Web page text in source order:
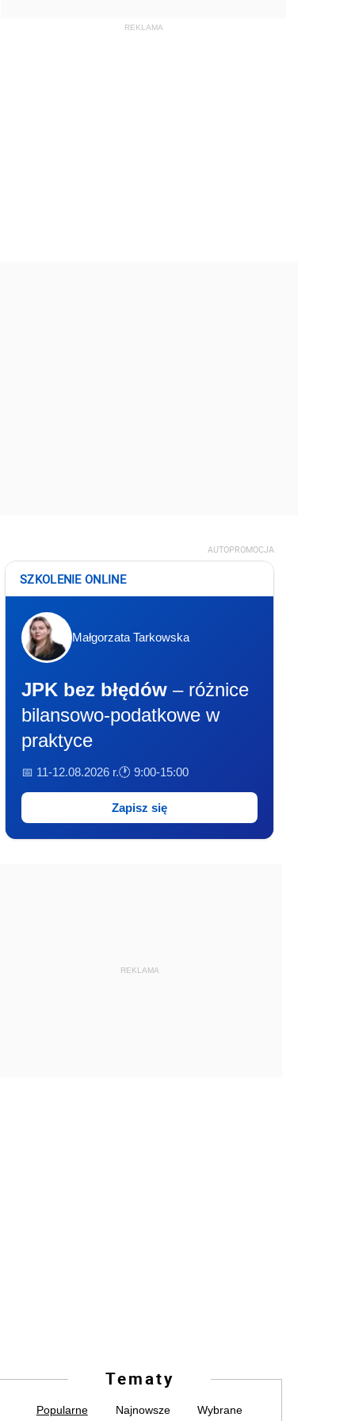
AUTOPROMOCJA
SZKOLENIE ONLINE
Małgorzata Tarkowska
JPK bez błędów – różnice
bilansowo-podatkowe w
praktyce
📅 11-12.08.2026 r.🕐 9:00-15:00
Zapisz się
REKLAMA
Tematy
Popularne Najnowsze Wybrane